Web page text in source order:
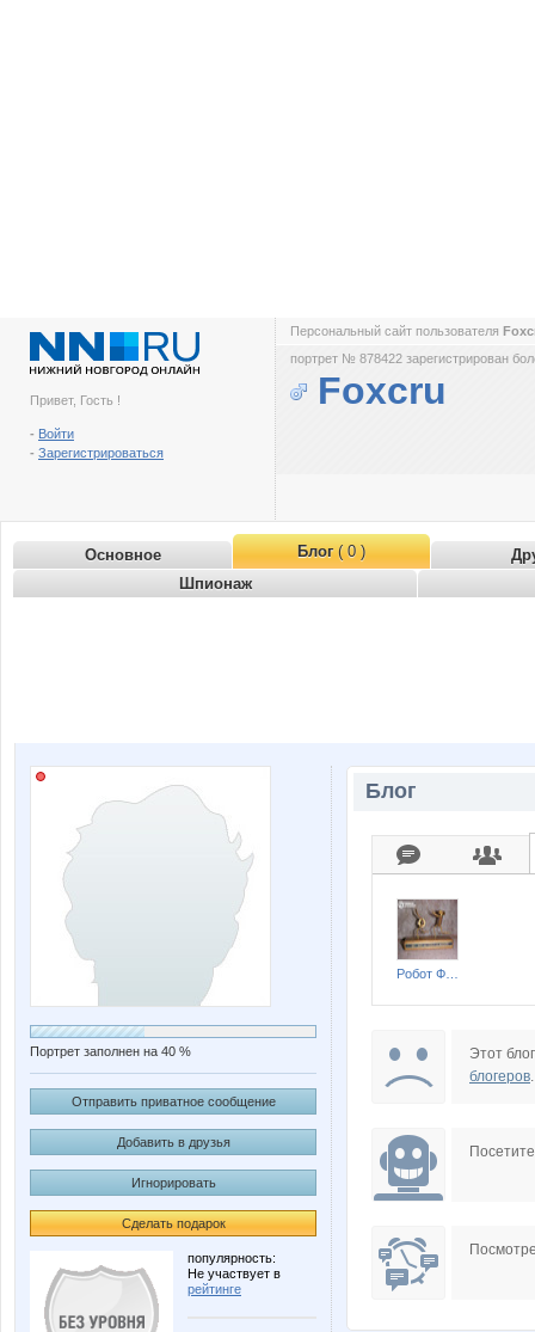
Привет, Гость !
- Войти
- Зарегистрироваться
Персональный сайт пользователя
портрет № 878422 зарегистрирован
Foxcru
Основное Блог( 0 )
Шпионаж
Портрет заполнен на 40 %
Отправить приватное сообщение
Добавить в друзья
Игнорировать
Сделать подарок
популярность:
Не участвует в
рейтинге
Блог
Этот
блогеров.